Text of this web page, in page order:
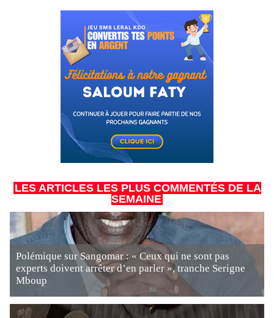
LES ARTICLES LES PLUS COMMENTÉS DE LA
SEMAINE
Polémique sur Sangomar : « Ceux qui ne sont pas
experts doivent arrêter d’en parler », tranche Serigne
Mboup